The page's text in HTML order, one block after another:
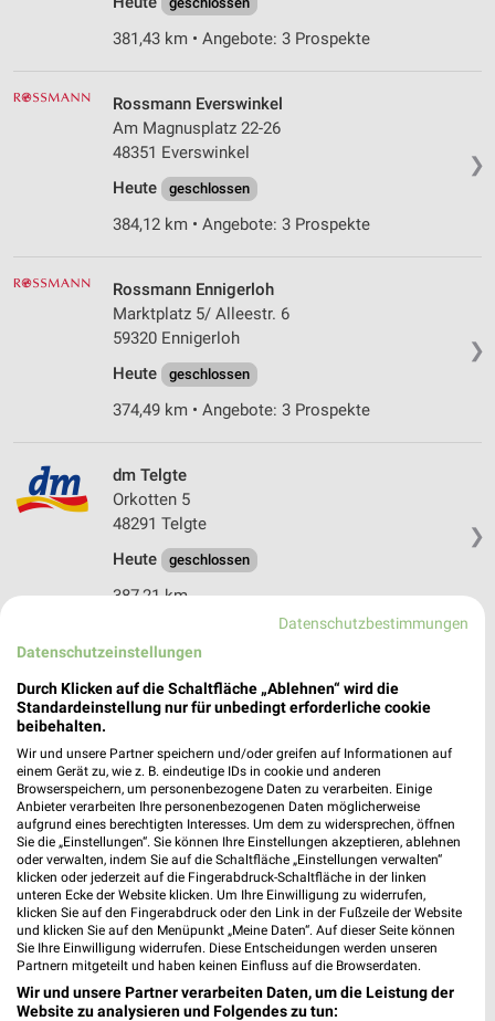
381,43 km • Angebote: 3 Prospekte
❯
Rossmann Everswinkel
Am Magnusplatz 22-26
48351 Everswinkel
Heute
geschlossen
384,12 km • Angebote: 3 Prospekte
❯
Rossmann Ennigerloh
Marktplatz 5/ Alleestr. 6
59320 Ennigerloh
Heute
geschlossen
374,49 km • Angebote: 3 Prospekte
❯
dm Telgte
Orkotten 5
48291 Telgte
Heute
geschlossen
387,21 km
Rossmann Bad Iburg
Fuchsbreite 21
49186 Bad Iburg
Heute
geschlossen
366,97 km • Angebote: 3 Prospekte
Rossmann Dissen
Dieckmannstr. 40
49201 Dissen
Heute geschlossen
356,20 km • Angebote: 3 Prospekte
Datenschutzbestimmungen
Datenschutzeinstellungen
Durch Klicken auf die Schaltfläche „Ablehnen“ wird die
Standardeinstellung nur für unbedingt erforderliche cookie
beibehalten.
Wir und unsere Partner speichern und/oder greifen auf Informationen auf
einem Gerät zu, wie z. B. eindeutige IDs in cookie und anderen
Browserspeichern, um personenbezogene Daten zu verarbeiten. Einige
Anbieter verarbeiten Ihre personenbezogenen Daten möglicherweise
aufgrund eines berechtigten Interesses. Um dem zu widersprechen, öffnen
Sie die „Einstellungen“. Sie können Ihre Einstellungen akzeptieren, ablehnen
oder verwalten, indem Sie auf die Schaltfläche „Einstellungen verwalten“
klicken oder jederzeit auf die Fingerabdruck-Schaltfläche in der linken
unteren Ecke der Website klicken. Um Ihre Einwilligung zu widerrufen,
klicken Sie auf den Fingerabdruck oder den Link in der Fußzeile der Website
und klicken Sie auf den Menüpunkt „Meine Daten“. Auf dieser Seite können
Sie Ihre Einwilligung widerrufen. Diese Entscheidungen werden unseren
Partnern mitgeteilt und haben keinen Einfluss auf die Browserdaten.
Wir und unsere Partner verarbeiten Daten, um die Leistung der
Website zu analysieren und Folgendes zu tun: